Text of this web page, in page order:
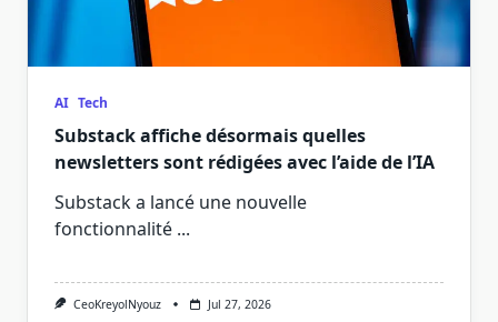
AI Tech
Substack affiche désormais quelles
newsletters sont rédigées avec l’aide de l’IA
Substack a lancé une nouvelle
fonctionnalité ...
CeoKreyolNyouz Jul 27, 2026